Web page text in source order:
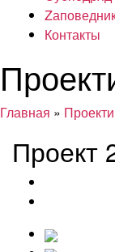
Контакты
Главная »
Проект